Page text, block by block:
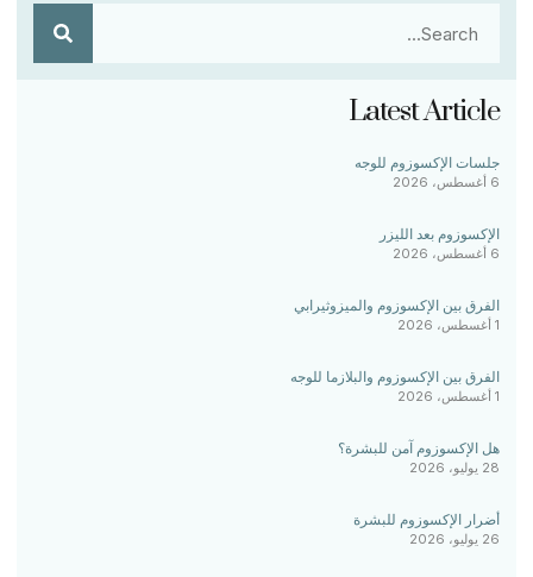
Latest Article
جلسات الإكسوزوم للوجه
6 أغسطس، 2026
الإكسوزوم بعد الليزر
6 أغسطس، 2026
الفرق بين الإكسوزوم والميزوثيرابي
1 أغسطس، 2026
الفرق بين الإكسوزوم والبلازما للوجه
1 أغسطس، 2026
هل الإكسوزوم آمن للبشرة؟
28 يوليو، 2026
أضرار الإكسوزوم للبشرة
26 يوليو، 2026